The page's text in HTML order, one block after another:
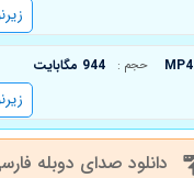
MP4 حجم : 944 مگابایت
دانلود صدای دوبله